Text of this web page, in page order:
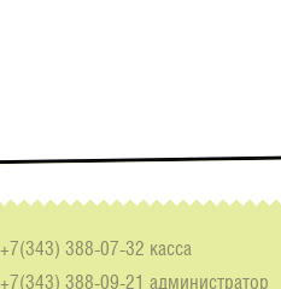
+7(343) 388-07-32 касса
+7(343) 388-09-21 администратор